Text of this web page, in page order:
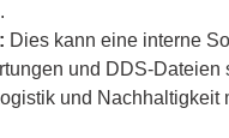
Dies kann eine interne
und DDS-
und